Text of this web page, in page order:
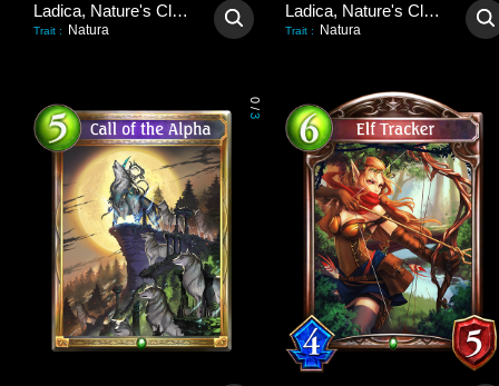
Ladica, Nature's Claws
Trait : Natura
Ladica, Nature's Claws
Trait : Natura
0
/
3